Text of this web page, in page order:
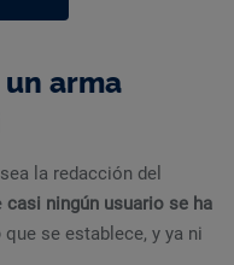
arma
la redacción del
casi ningún usuario se ha
que se establece, y ya ni